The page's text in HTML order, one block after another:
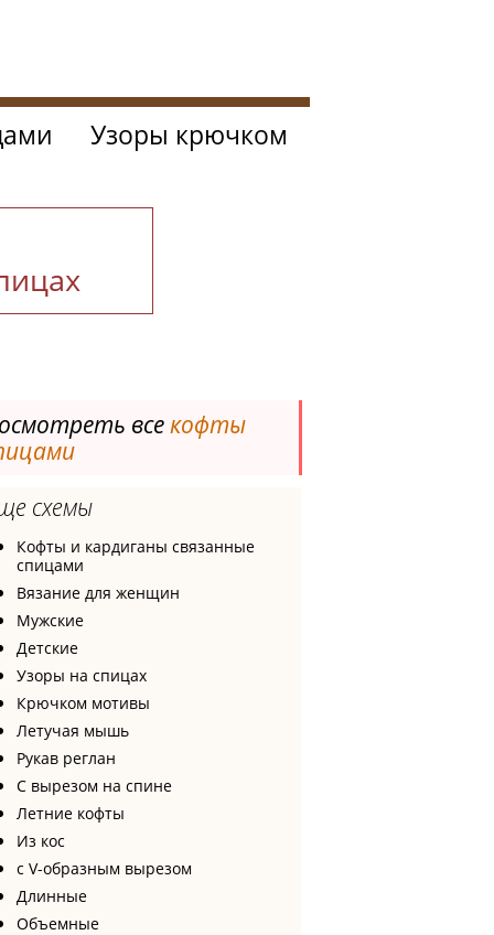
всекофты
схемы
Кофты и кардиганы связанные
спицами
Вязание для женщин
Мужские
Детские
Узоры на спицах
Крючком мотивы
Летучая мышь
Рукав реглан
С вырезом на спине
Летние кофты
Из кос
с V-образным вырезом
Длинные
Объемные
Узоры крючком